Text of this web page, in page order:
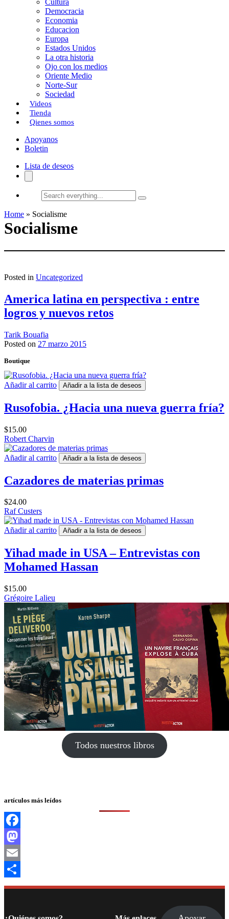
Cultura
Democracia
Economia
Educacion
Europa
Estados Unidos
La otra historia
Ojo con los medios
Oriente Medio
Norte-Sur
Sociedad
Videos
Tienda
Qienes somos
Apoyanos
Boletin
Lista de deseos
Search
everything...
Home » Socialisme
Socialisme
Posted in Uncategorized
America latina en perspectiva : entre
logros y nuevos retos
Tarik Bouafia
Posted on 27 marzo 2015
Boutique
Añadir al carrito Añadir a la lista de deseos
Rusofobia. ¿Hacia una nueva guerra fría?
$15.00
Robert Charvin
Añadir al carrito Añadir a la lista de deseos
Cazadores de materias primas
$24.00
Raf Custers
Añadir al carrito Añadir a la lista de deseos
Yihad made in USA – Entrevistas con
Mohamed Hassan
$15.00
Grégoire Lalieu
Todos nuestros libros
artículos más leídos
Facebook
Mastodon
Email
Compartir